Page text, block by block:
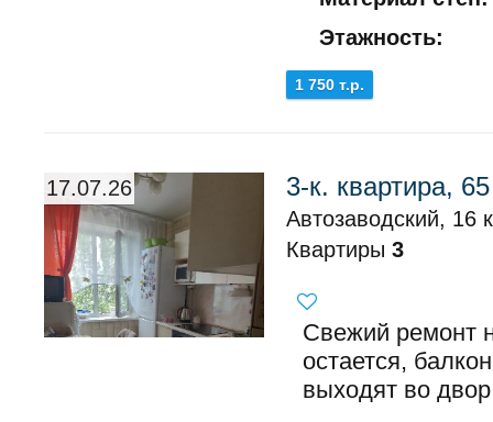
Этажность:
1 750 т.р.
17.07.26 3-к. квартира,
Автозаводский, 16
Квартиры 3
Свежий ремонт
остается,
выходят во